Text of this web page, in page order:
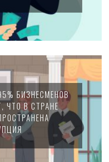
95% БИЗНЕСМЕНОВ
ЧТО В СТРАНЕ